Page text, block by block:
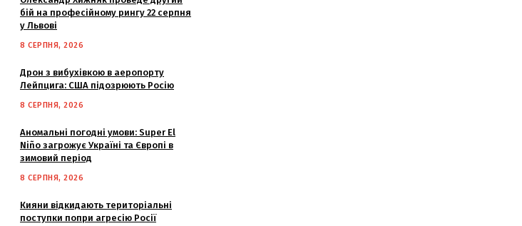
бій на професійному рингу 22 серпня
у Львові
8 СЕРПНЯ, 2026
Дрон з вибухівкою в аеропорту
Лейпцига: США підозрюють Росію
8 СЕРПНЯ, 2026
Аномальні погодні умови: Super El
Niño загрожує Україні та Європі в
зимовий період
8 СЕРПНЯ, 2026
Кияни відкидають територіальні
поступки попри агресію Росії